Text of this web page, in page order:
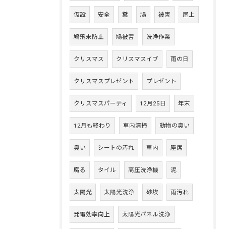
仮設 安全 糞 鳩 被害 屋上
鳩飛来防止 鳩被害 洗浄作業
クリスマス クリスマスイブ 雨の日
クリスマスプレゼント プレゼント
クリスマスパーティ 12月25日 年末
12月も終わり 車内清掃 動物の臭い
臭い シートの汚れ 車内 座席
腐る タイル 高圧洗浄機 泥
太陽光 太陽光洗浄 砂埃 雨汚れ
発電効率向上 太陽光パネル洗浄